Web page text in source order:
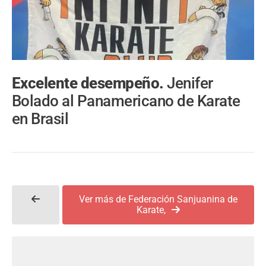
Excelente desempeño.Jenifer
Bolado al Panamericano de Karate
en Brasil
Ver más de Federación Sanjuanina de
Karate,